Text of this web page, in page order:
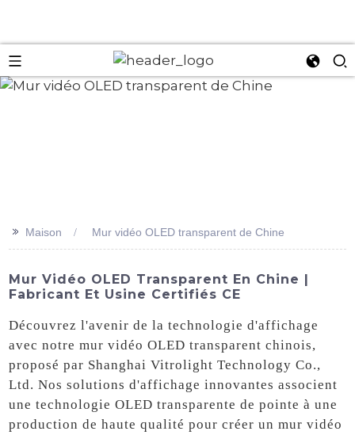
>> Maison Mur vidéo OLED transparent de Chine
Mur Vidéo OLED Transparent En Chine |
Fabricant Et Usine Certifiés CE
Découvrez l'avenir de la technologie d'affichage
avec notre mur vidéo OLED transparent chinois,
proposé par Shanghai Vitrolight Technology Co.,
Ltd. Nos solutions d'affichage innovantes associent
une technologie OLED transparente de pointe à une
production de haute qualité pour créer un mur vidéo